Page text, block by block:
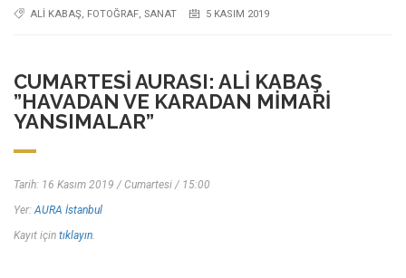
ALI KABAŞ FOTOĞRAF SANAT 5 KASIM 2019
CUMARTESI AURASI: ALI KABAŞ
”HAVADAN VE KARADAN MIMARI
YANSIMALAR”
Tarih: 16 Kasım 2019 / Cumartesi / 15:00
Yer:AURA İstanbul
Kayıt için tıklayın.